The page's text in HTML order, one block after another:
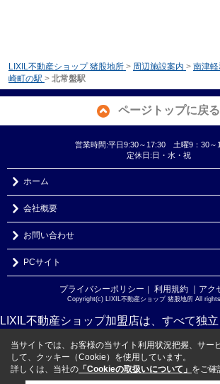
LIXIL不動産ショップ 猪股地所 > 周辺施設案内 > 南津
崎町の駅 > 北常盤駅
ページトップに戻る
営業時間:平日9:30～17:30 土曜9：30～
定休日:日・水・祝
ホーム
会社概要
お問い合わせ
PCサイト
プライバシーポリシー ｜ 利用規約 ｜ア
Copyright(c) LIXIL不動産ショップ 猪股地所 All
LIXIL不動産ショップ加盟店は、すべて独立
当サイトでは、お客様の当サイト利用状況把握、サー
して、クッキー（Cookie）を使用しています。
詳しくは、当社の 「Cookieの取扱いについて」 をご確